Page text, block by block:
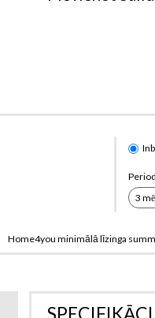
Home4you minimālā līzinga